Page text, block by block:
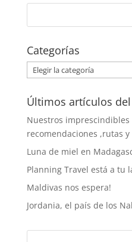
Categorías
Categorías
Últimos artículos
Nuestros imprescindibles
recomendaciones ,rutas y
Luna de miel en
Planning Travel está a tu
Maldivas nos espera!
Jordania, el país de los